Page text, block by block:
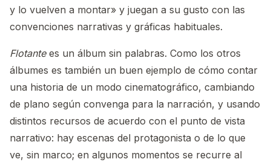
y lo vuelven a montar» y juegan a su gusto con las
convenciones narrativas y gráficas habituales.
Flotantees un álbum sin palabras. Como los otros
álbumes es también un buen ejemplo de cómo contar
una historia de un modo cinematográfico, cambiando
de plano según convenga para la narración, y usando
distintos recursos de acuerdo con el punto de vista
narrativo: hay escenas del protagonista o de lo que
ve, sin marco; en algunos momentos se recurre al